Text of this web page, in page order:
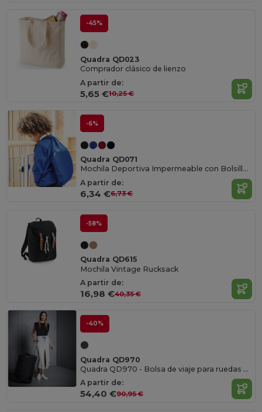
-45%
Quadra QD023
Comprador clásico de lienzo
A partir de:
5,65 €10,25 €
-6%
Quadra QD071
Mochila Deportiva Impermeable con Bolsillo Frontal
A partir de:
6,34 €6,73 €
-58%
Quadra QD615
Mochila Vintage Rucksack
A partir de:
16,98 €40,35 €
-40%
Quadra QD970
Quadra QD970 - Bolsa de viaje para ruedas Tungsten ™
A partir de:
54,40 €90,95 €